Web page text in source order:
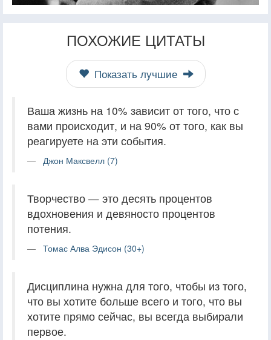
ПОХОЖИЕ ЦИТАТЫ
Показать лучшие
Ваша жизнь на 10% зависит от того, что с
вами происходит, и на 90% от того, как вы
реагируете на эти события.
Джон Максвелл (7)
Творчество — это десять процентов
вдохновения и девяносто процентов
потения.
Томас Алва Эдисон (30+)
Дисциплина нужна для того, чтобы из того,
что вы хотите больше всего и того, что вы
хотите прямо сейчас, вы всегда выбирали
первое.